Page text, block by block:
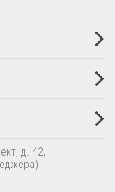
д. 42,